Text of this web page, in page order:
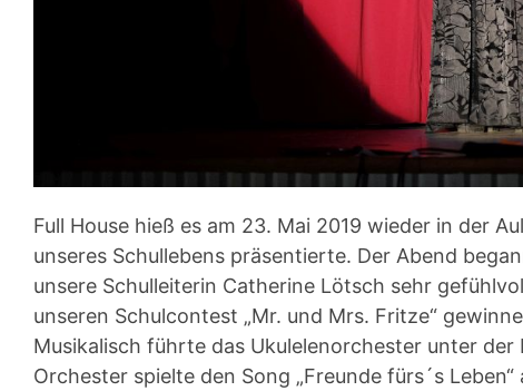
Full House hieß es am 23. Mai 2019 wieder in der
unseres Schullebens präsentierte. Der Abend
unsere Schulleiterin Catherine Lötsch sehr
unseren Schulcontest „Mr. und Mrs. Fritze“
Musikalisch führte das Ukulelenorchester unter
Orchester spielte den Song „Freunde fürs´s